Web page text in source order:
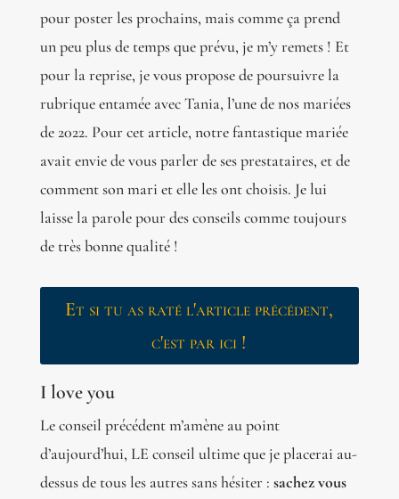
pour poster les prochains, mais comme ça prend
un peu plus de temps que prévu, je m’y remets ! Et
pour la reprise, je vous propose de poursuivre la
rubrique entamée avec Tania, l’une de nos mariées
de 2022. Pour cet article, notre fantastique mariée
avait envie de vous parler de ses prestataires, et de
comment son mari et elle les ont choisis. Je lui
laisse la parole pour des conseils comme toujours
de très bonne qualité !
Et si tu as raté l'article précédent,
c'est par ici !
I love you
Le conseil précédent m’amène au point
d’aujourd’hui, LE conseil ultime que je placerai au-
dessus de tous les autres sans hésiter : sachez vous